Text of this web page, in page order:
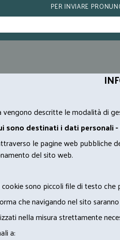
PER INVIARE
vengono descritte le modalità di
sono destinati i dati personali -
le pagine web pubbliche
del sito web.
sono piccoli file di testo che
che navigando nel sito
nella misura strettamente
a: